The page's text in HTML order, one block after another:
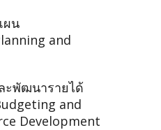
ผน
and
ะพัฒนารายได้
and
Development